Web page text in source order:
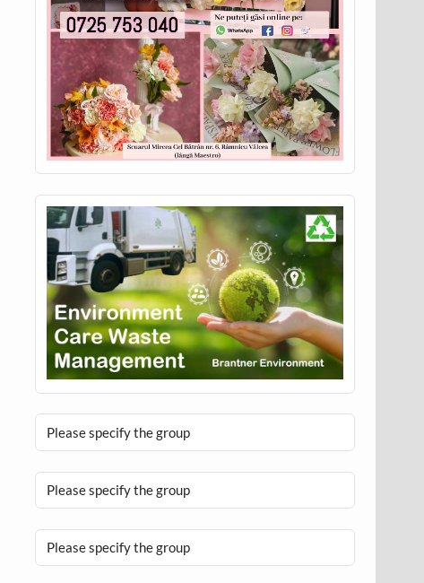
Please specify the group
Please specify the group
Please specify the group